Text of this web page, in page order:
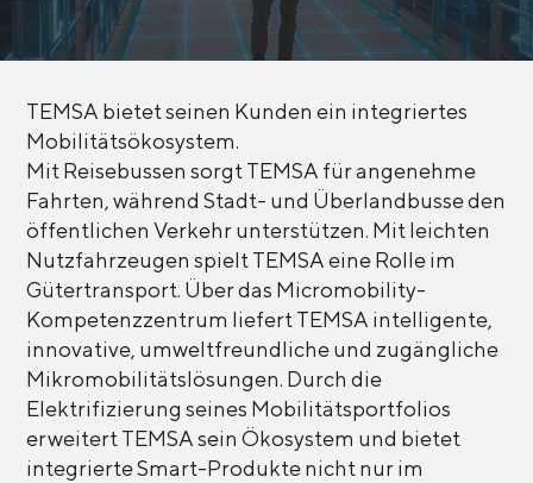
TEMSA bietet seinen Kunden ein integriertes
Mobilitätsökosystem.
Mit Reisebussen sorgt TEMSA für angenehme
Fahrten, während Stadt- und Überlandbusse den
öffentlichen Verkehr unterstützen. Mit leichten
Nutzfahrzeugen spielt TEMSA eine Rolle im
Gütertransport. Über das Micromobility-
Kompetenzzentrum liefert TEMSA intelligente,
innovative, umweltfreundliche und zugängliche
Mikromobilitätslösungen. Durch die
Elektrifizierung seines Mobilitätsportfolios
erweitert TEMSA sein Ökosystem und bietet
integrierte Smart-Produkte nicht nur im